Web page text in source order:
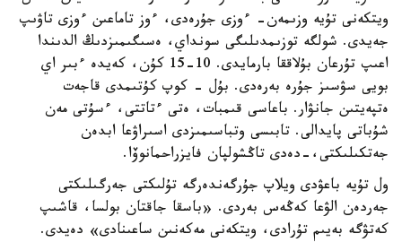
ويتكەنى تۇيە وزىمەن- ءوزى جۇرەدى، ءوز تاماعىن ءوزى تاۋىپ
جەيدى. شولگە توزىمدىلىگى سونداي، ەسىگىمىزدىڭ الدىندا
اعىپ تۇرعان بۇلاققا بارمايدى. 10-15 كۇن، كەيدە ءبىر اي
بويى سۋسىز جۇرە بەرەدى. بۇل - كوپ كۇتىمدى قاجەت
ەتپەيتىن جانۋار. باعاسى قىمبات، ەتى ءتاتتى، ءسۇتى مەن
شۇباتى پايدالى. تابىسى وتباسىمىزدى اسىراۋعا ابدەن
جەتكىلىكتى،-دەدى تاڭشولپان فايزراحمانوۆا.
ول تۇيە باعۋدى ويلاپ جۇرگەندەرگە تۇلىكتى جەرگىلىكتى
جەردەن الۋعا كەڭەس بەردى. «باسقا جاقتان بولسا، قاشىپ
كەتۋگە بەيىم تۇرادى، ويتكەنى مەكەنىن ساعىنادى» دەيدى.